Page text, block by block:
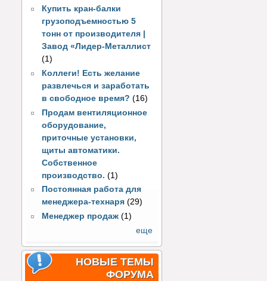
Купить кран-балки
грузоподъемностью 5
тонн от производителя |
Завод «Лидер-Металлист
(1)
Коллеги! Есть желание
развлечься и заработать
в свободное время? (16)
Продам вентиляционное
оборудование,
приточные установки,
щиты автоматики.
Собственное
производство. (1)
Постоянная работа для
менеджера-технаря (29)
Менеджер продаж (1)
еще
НОВЫЕ ТЕМЫ
ФОРУМА